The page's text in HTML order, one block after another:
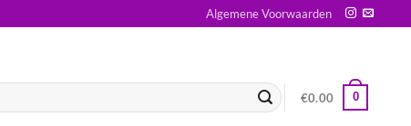
Algemene Voorwaarden
€0.00 0